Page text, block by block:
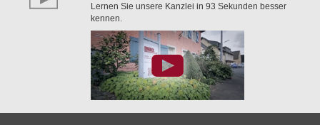
Lernen Sie unsere Kanzlei in 93 Sekunden besser
kennen.